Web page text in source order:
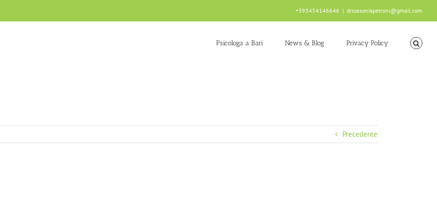
+393454146646 | drssasoniapetroni@gmail.com
Psicologa a Bari News & Blog Privacy Policy
Precedente